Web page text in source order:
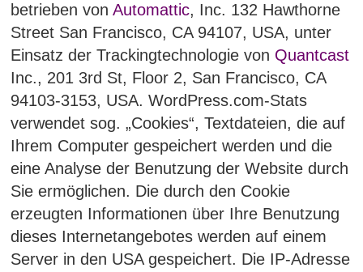
betrieben vonAutomattic, Inc. 132 Hawthorne
Street San Francisco, CA 94107, USA, unter
Einsatz der Trackingtechnologie von Quantcast
Inc., 201 3rd St, Floor 2, San Francisco, CA
94103-3153, USA. WordPress.com-Stats
verwendet sog. „Cookies“, Textdateien, die auf
Ihrem Computer gespeichert werden und die
eine Analyse der Benutzung der Website durch
Sie ermöglichen. Die durch den Cookie
erzeugten Informationen über Ihre Benutzung
dieses Internetangebotes werden auf einem
Server in den USA gespeichert. Die IP-Adresse